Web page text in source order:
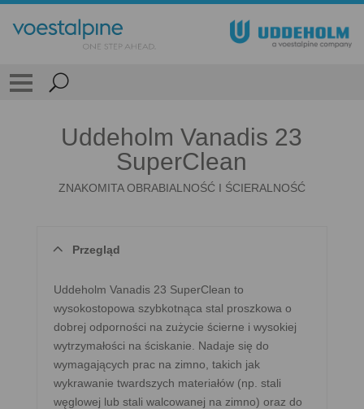
Uddeholm Vanadis 23
SuperClean
ZNAKOMITA OBRABIALNOŚĆ I ŚCIERALNOŚĆ
Przegląd
Uddeholm Vanadis 23 SuperClean to
wysokostopowa szybkotnąca stal proszkowa o
dobrej odporności na zużycie ścierne i wysokiej
wytrzymałości na ściskanie. Nadaje się do
wymagających prac na zimno, takich jak
wykrawanie twardszych materiałów (np. stali
węglowej lub stali walcowanej na zimno) oraz do